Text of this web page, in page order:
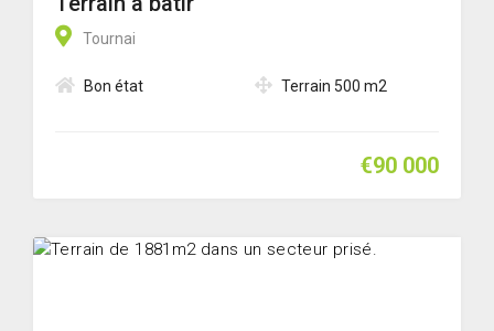
Tournai
Bon état Terrain 500 m2
€90 000